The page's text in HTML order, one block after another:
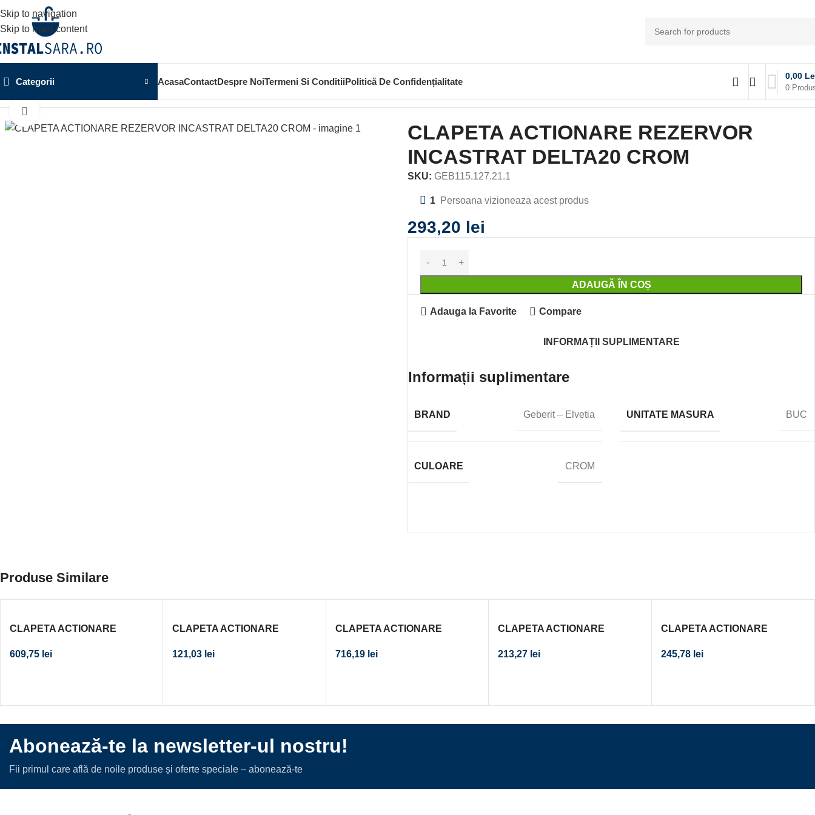
Skip to navigation
Skip to main content
Categorii AcasaContactDespre NoiTermeni Si ConditiiPolitică De Confidențialitate
0
0,00
Click to enlarge
CLAPETA ACTIONARE REZERVOR
INCASTRAT DELTA20 CROM
SKU: GEB115.127.21.1
1 Persoana vizioneaza acest produs
293,20 lei
ADAUGĂ ÎN COȘ
Adauga la Favorite Compare
INFORMAȚII SUPLIMENTARE
Informații suplimentare
BRAND Geberit – Elvetia UNITATE MASURA BUC
CULOARE CROM
Produse Similare
CLAPETA ACTIONARE
OMEGA20 NEGRU-CROM-
609,75 lei
CLAPETA ACTIONARE
DELTA01 ALB ALPIN CAL. I
121,03 lei
CLAPETA ACTIONARE
OMEGA30 MAT-CROM-MAT
716,19 lei
CLAPETA ACTIONARE
DELTA01 CROM MAT CAL. I
213,27 lei
CLAPETA ACTIONARE
DELTA15 ANTIVANDALISM
245,78 lei
Abonează-te la newsletter-ul nostru!
Fii primul care află de noile produse și oferte speciale – abonează-te